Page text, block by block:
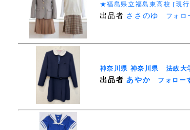
★福島県立福島東高校 [現
出品者 ささのゆ フォロ
神奈川県 神奈川県 法政
出品者 あやか フォロー